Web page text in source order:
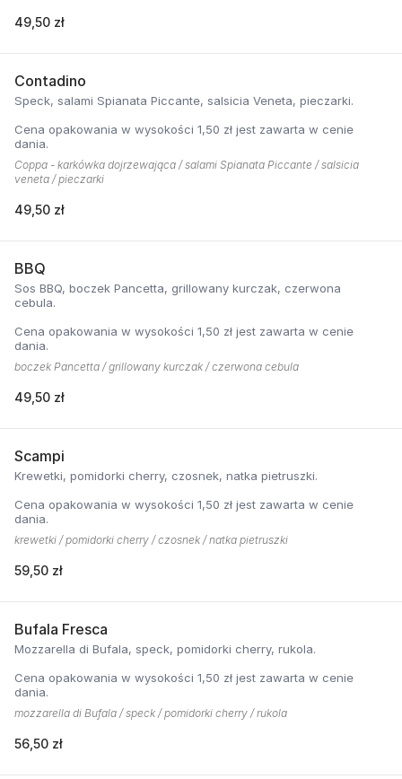
49,50 zł
Contadino
Speck, salami Spianata Piccante, salsicia Veneta, pieczarki.
Cena opakowania w wysokości 1,50 zł jest zawarta w cenie
dania.
Coppa - karkówka dojrzewająca / salami Spianata Piccante / salsicia
veneta / pieczarki
49,50 zł
BBQ
Sos BBQ, boczek Pancetta, grillowany kurczak, czerwona
cebula.
Cena opakowania w wysokości 1,50 zł jest zawarta w cenie
dania.
boczek Pancetta / grillowany kurczak / czerwona cebula
49,50 zł
Scampi
Krewetki, pomidorki cherry, czosnek, natka pietruszki.
Cena opakowania w wysokości 1,50 zł jest zawarta w cenie
dania.
krewetki / pomidorki cherry / czosnek / natka pietruszki
59,50 zł
Bufala Fresca
Mozzarella di Bufala, speck, pomidorki cherry, rukola.
Cena opakowania w wysokości 1,50 zł jest zawarta w cenie
dania.
mozzarella di Bufala / speck / pomidorki cherry / rukola
56,50 zł